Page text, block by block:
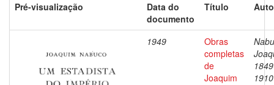
Pré-visualização
Data do
documento
Título
1949
Obras
completas
de
Joaquim
1910